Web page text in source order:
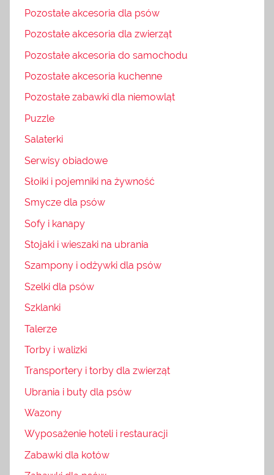
Pozostałe akcesoria dla psów
Pozostałe akcesoria dla zwierząt
Pozostałe akcesoria do samochodu
Pozostałe akcesoria kuchenne
Pozostałe zabawki dla niemowląt
Puzzle
Salaterki
Serwisy obiadowe
Słoiki i pojemniki na żywność
Smycze dla psów
Sofy i kanapy
Stojaki i wieszaki na ubrania
Szampony i odżywki dla psów
Szelki dla psów
Szklanki
Talerze
Torby i walizki
Transportery i torby dla zwierząt
Ubrania i buty dla psów
Wazony
Wyposażenie hoteli i restauracji
Zabawki dla kotów